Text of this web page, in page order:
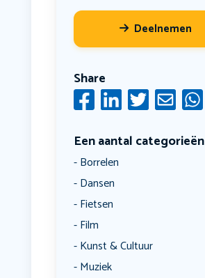
Deelnemen
Share
Een aantal categorieën
Borrelen
Dansen
Fietsen
Film
Kunst & Cultuur
Muziek